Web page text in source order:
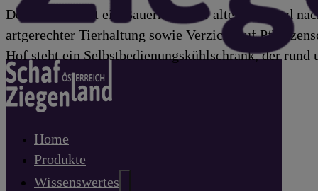
Home
Produkte
Wissenswertes
Der 11er Hof ist ein Bauernhof, der alternativ und
artgerechter Tierhaltung sowie Verzicht auf
Hof steht ein Selbstbedienungskühlschrank, der rund